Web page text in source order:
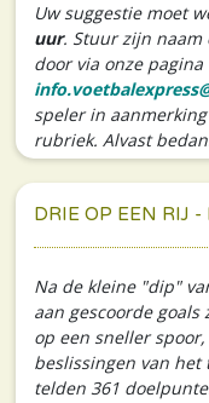
Uw suggestie moet
uur. Stuur zijn naam
door via onze
speler in
rubriek. Alvast
DRIE OP EEN RIJ
Na de kleine "dip"
aan gescoorde
op een sneller
beslissingen van het
telden 361